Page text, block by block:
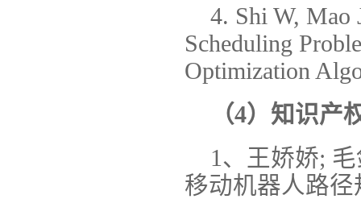
4. Shi W, Mao
Scheduling
Optimization
（4）知识产
1、王娇娇;
移动机器人路径